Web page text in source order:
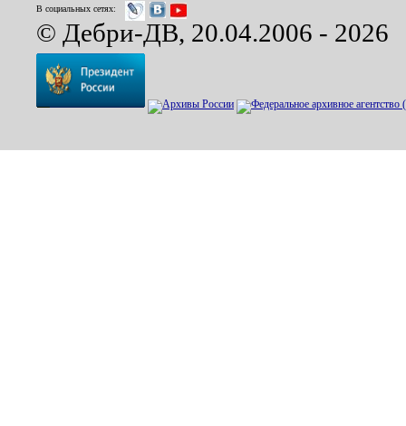
В социальных сетях:
© Дебри-ДВ, 20.04.2006 - 2026